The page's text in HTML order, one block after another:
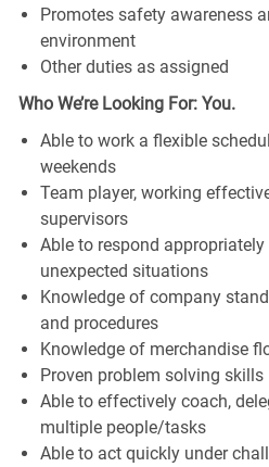
Promotes safety awareness
environment
Other duties as assigned
Who We’re Looking For: You.
Able to work a flexible
weekends
Team player, working
supervisors
Able to respond
unexpected situations
Knowledge of company
and procedures
Knowledge of merchandise
Proven problem solving skills
Able to effectively coach,
multiple people/tasks
Able to act quickly under